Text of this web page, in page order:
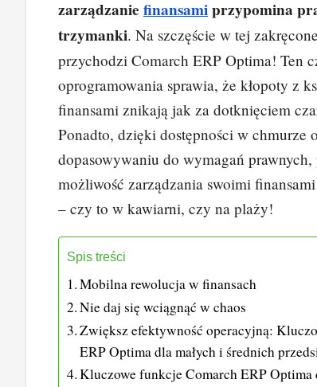
e
b
o
o
k
e
st
e
dI
n
di
t
p
y
Li
n
k
zarządzanie finansamiprzypomina
trzymanki. Na szczęście w tej
przychodzi Comarch ERP Optima! Ten
oprogramowania sprawia, że kłopoty z
finansami znikają jak za dotknięciem
Ponadto, dzięki dostępności w chmurze
dopasowywaniu do wymagań
możliwość zarządzania swoimi
– czy to w kawiarni, czy na plaży!
Spis treści
Mobilna rewolucja w finansach
Nie daj się wciągnąć w chaos
Zwiększ efektywność operacyjną:
ERP Optima dla małych i średnich
Kluczowe funkcje Comarch ERP